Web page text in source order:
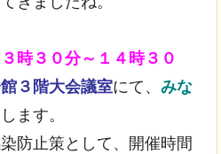
時３０分～１４時３０
３階大会議室にて、みな
ます。
防止策として、開催時間